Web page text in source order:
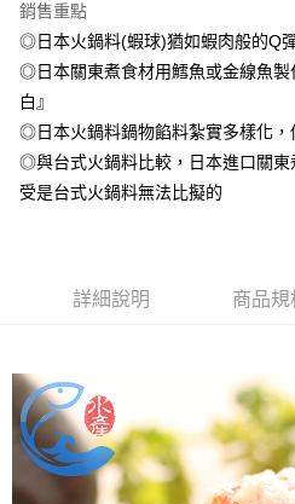
冷凍7-11取貨(快速到店，到貨後4天
每筆NT$150，滿NT$999(含以上)免
冷凍宅配-抗凍紙箱裝(可備註改保麗
每筆NT$150，滿NT$999(含以上)免
冷凍宅配-紙箱裝
每筆NT$180，滿NT$999(含以上)免
銷售重點
◎日本火鍋料(蝦球)猶如蝦肉般的Q
◎日本關東煮食材用鱈魚或金線魚製
白』
◎日本火鍋料鍋物餡料紮實多樣化，
◎與台式火鍋料比較，日本進口關
受是台式火鍋料無法比擬的
詳細說明 商品規